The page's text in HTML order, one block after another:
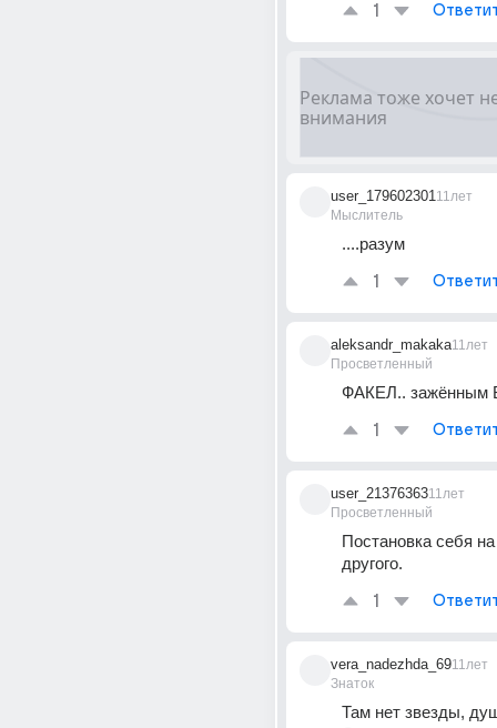
1
user_179602301
Мыслитель
11лет
....разум
1
aleksandr_makaka
Просветленный
11лет
ФАКЕЛ.. зажённым
1
user_21376363
Просветленный
11лет
Постановка себя
другого.
1
vera_nadezhda_69
Знаток
11лет
Там нет звезды,